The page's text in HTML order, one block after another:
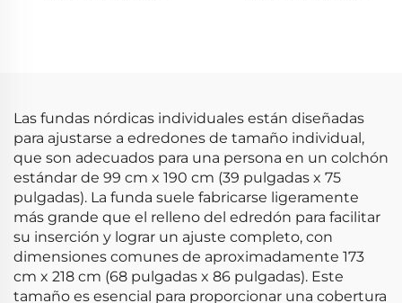
Las fundas nórdicas individuales están diseñadas
para ajustarse a edredones de tamaño individual,
que son adecuados para una persona en un colchón
estándar de 99 cm x 190 cm (39 pulgadas x 75
pulgadas). La funda suele fabricarse ligeramente
más grande que el relleno del edredón para facilitar
su inserción y lograr un ajuste completo, con
dimensiones comunes de aproximadamente 173
cm x 218 cm (68 pulgadas x 86 pulgadas). Este
tamaño es esencial para proporcionar una cobertura